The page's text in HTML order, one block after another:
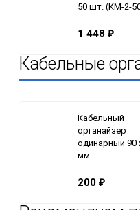
50 шт. (КМ-2-
1 448 ₽
Кабельные
Кабельный
органайзер
одинарный 90
мм
200 ₽